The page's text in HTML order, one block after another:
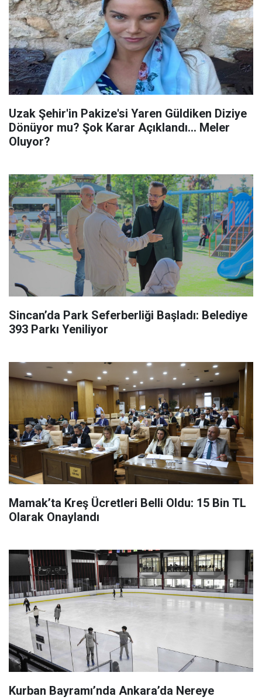
Uzak Şehir'in Pakize'si Yaren Güldiken Diziye
Dönüyor mu? Şok Karar Açıklandı... Meler
Oluyor?
Sincan’da Park Seferberliği Başladı: Belediye
393 Parkı Yeniliyor
Mamak’ta Kreş Ücretleri Belli Oldu: 15 Bin TL
Olarak Onaylandı
Kurban Bayramı’nda Ankara’da Nereye